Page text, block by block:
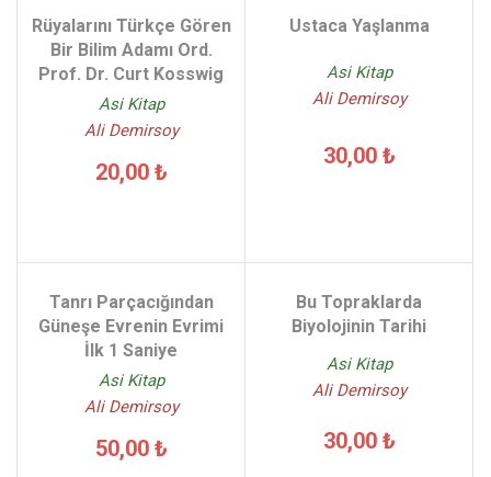
Rüyalarını Türkçe Gören
Bir Bilim Adamı Ord.
Prof. Dr. Curt Kosswig
Asi Kitap
Ali Demirsoy
20,00 ₺
Ustaca Yaşlanma
Asi Kitap
Ali Demirsoy
30,00 ₺
Tanrı Parçacığından
Güneşe Evrenin Evrimi
İlk 1 Saniye
Asi Kitap
Ali Demirsoy
50,00 ₺
Bu Topraklarda
Biyolojinin Tarihi
Asi Kitap
Ali Demirsoy
30,00 ₺